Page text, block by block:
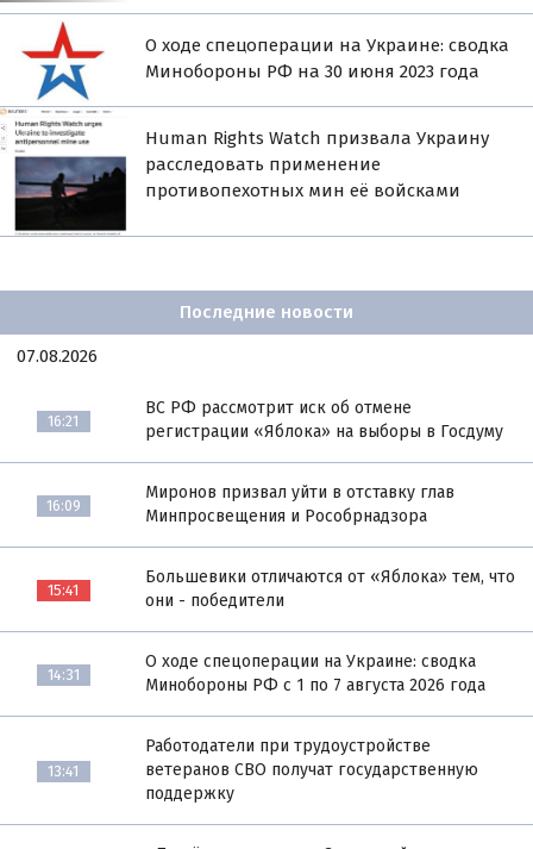
О ходе спецоперации на Украине: сводка
Минобороны РФ на 30 июня 2023 года
Human Rights Watch призвала Украину
расследовать применение
противопехотных мин её войсками
Последние новости
07.08.2026
16:21
ВС РФ рассмотрит иск об отмене
регистрации «Яблока» на выборы в Госдуму
16:09
Миронов призвал уйти в отставку глав
Минпросвещения и Рособрнадзора
15:41
Большевики отличаются от «Яблока» тем, что
они - победители
14:31
О ходе спецоперации на Украине: сводка
Минобороны РФ с 1 по 7 августа 2026 года
13:41
Работодатели при трудоустройстве
ветеранов СВО получат государственную
поддержку